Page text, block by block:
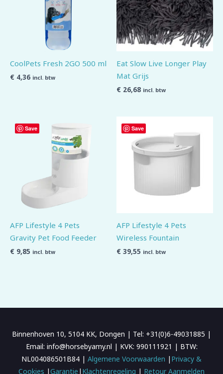
CoolPets Fresh 2GO 500 ml
€ 4,36 incl. btw
Eat Slow Live Longer Play
Mat Grijs
€ 26,68 incl. btw
Save
AFP Lifestyle 4 Pets
Gravity Pet Food Feeder
€ 9,85 incl. btw
Save
AFP Lifestyle 4 Pets
Wireless Fountain
€ 39,55 incl. btw
Binnenhoven 10, 5104 KK, Dongen | Tel: +31(0)6-49031885 |
Email: info@horsebyamy.nl | KVK: 990111921 | BTW:
NL004086501B84 | Algemene Voorwaarden | Privacy &
Cookies |Garantie | Klachtenregeling | Retour Aanmelden